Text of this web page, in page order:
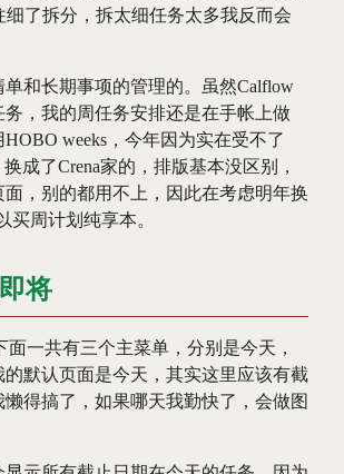
细了拆分，拆太细任务太多我反而会
和长期事项的管理的。虽然Calflow
，我的周任务安排还是在手帐上做
weeks，今年因为实在受不了
成了Crena家的，排版基本没区别，
，别的都用不上，因此在考虑明年换
买周计划纯享本。
将
面一共有三个主菜单，分别是今天，
的默认页面是今天，其实这里应该有截
懒得搞了，如果哪天我勤快了，会做图